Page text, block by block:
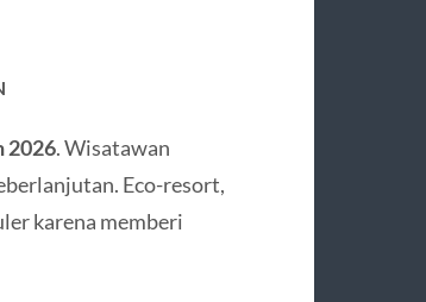
2026. Wisatawan
Eco-resort,
karena memberi